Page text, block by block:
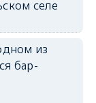
селе
из
бар-